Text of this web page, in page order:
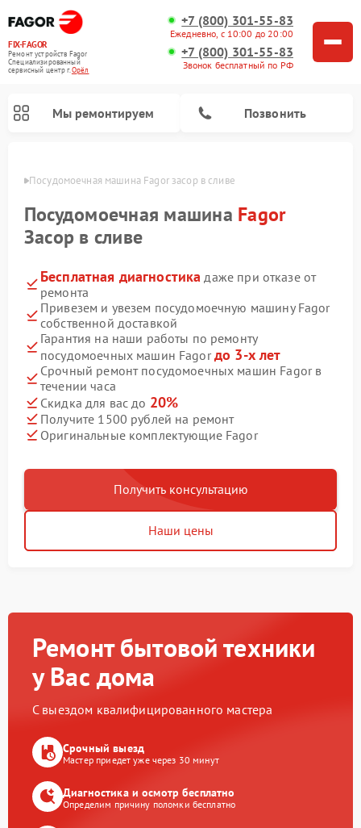
FIX-FAGOR
Ремонт устройств Fagor
Специализированный
cервисный центр г.Орёл
+7 (800) 301-55-83
Ежедневно, с 10:00 до 20:00
+7 (800) 301-55-83
Звонок бесплатный по РФ
Мы ремонтируем Позвонить
Посудомоечная машина Fagor засор в сливе
Посудомоечная машина Fagor
Засор в сливе
Бесплатная диагностика даже при отказе от
ремонта
Привезем и увезем посудомоечную машину Fagor
собственной доставкой
Гарантия на наши работы по ремонту
посудомоечных машин Fagorдо 3-х лет
Срочный ремонт посудомоечных машин Fagor в
течении часа
Скидка для вас до 20%
Получите 1500 рублей на ремонт
Оригинальные комплектующие Fagor
Получить консультацию
Наши цены
Ремонт бытовой техники
у Вас дома
С выездом квалифицированного мастера
Срочный выезд
Мастер приедет уже через 30 минут
Диагностика и осмотр бесплатно
Определим причину поломки бесплатно